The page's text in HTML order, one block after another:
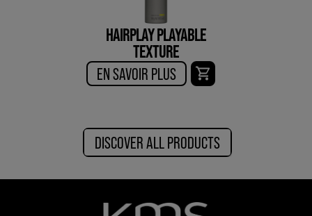
HAIRPLAY PLAYABLE
TEXTURE
EN SAVOIR PLUS
DISCOVER ALL PRODUCTS